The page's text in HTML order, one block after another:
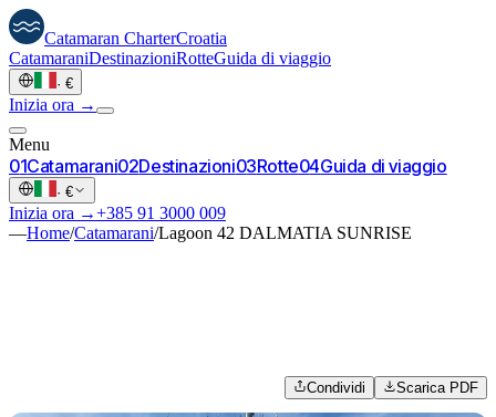
Catamaran CharterCroatia
CatamaraniDestinazioniRotteGuida di viaggio
· €
Inizia ora →
Menu
01Catamarani02Destinazioni03Rotte04Guida di viaggio
· €
Inizia ora →+385 91 3000 009
—Home/Catamarani/Lagoon 42 DALMATIA SUNRISE
Condividi Scarica PDF